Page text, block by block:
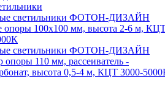
светильники ФОТОН-ДИЗАЙН
опоры 100х100 мм, высота 2-6 м,
светильники ФОТОН-ДИЗАЙН
опоры 110 мм, рассеиватель -
высота 0,5-4 м, КЦТ 3000-